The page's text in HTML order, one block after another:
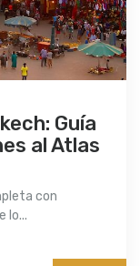
Guía
al Atlas
con
lo...